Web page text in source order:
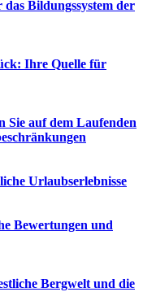
Bildungssystem der
Ihre Quelle für
Sie auf dem Laufenden
Urlaubserlebnisse
Bewertungen und
Bergwelt und die